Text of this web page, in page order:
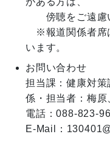
傍聴をご遠慮い
※報道関係者席
お問い合わせ
担当課：健康対策
係・担当者：梅原
電話：088-823-
E-Mail：